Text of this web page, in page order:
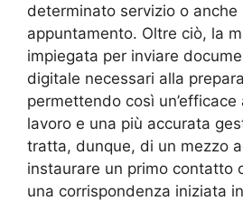
determinato servizio o anche
appuntamento. Oltre ciò, la
impiegata per inviare
digitale necessari alla
permettendo così
lavoro e una più accurata
tratta, dunque, di un mezzo
instaurare un primo contatto
una corrispondenza iniziata